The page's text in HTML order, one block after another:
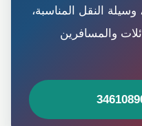
وسيلة النقل المناسبة،
والمسافرين